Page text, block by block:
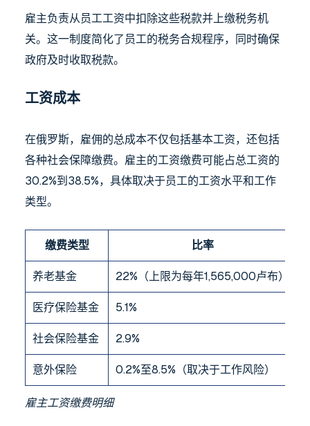
雇主负责从员工工资中扣除这些税款并上缴税务机
关。这一制度简化了员工的税务合规程序，同时确保
政府及时收取税款。
工资成本
在俄罗斯，雇佣的总成本不仅包括基本工资，还包括
各种社会保障缴费。雇主的工资缴费可能占总工资的
30.2%到38.5%，具体取决于员工的工资水平和工作
类型。
缴费类型 比率
养老基金 22%（上限为每年1,565,000卢布）
医疗保险基金 5.1%
社会保险基金 2.9%
意外保险 0.2%至8.5%（取决于工作风险）
雇主工资缴费明细